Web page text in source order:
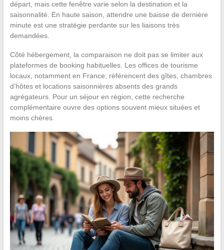
départ, mais cette fenêtre varie selon la destination et la
saisonnalité. En haute saison, attendre une baisse de dernière
minute est une stratégie perdante sur les liaisons très
demandées.
Côté hébergement, la comparaison ne doit pas se limiter aux
plateformes de booking habituelles. Les offices de tourisme
locaux, notamment en France, référencent des gîtes, chambres
d’hôtes et locations saisonnières absents des grands
agrégateurs. Pour un séjour en région, cette recherche
complémentaire ouvre des options souvent mieux situées et
moins chères.